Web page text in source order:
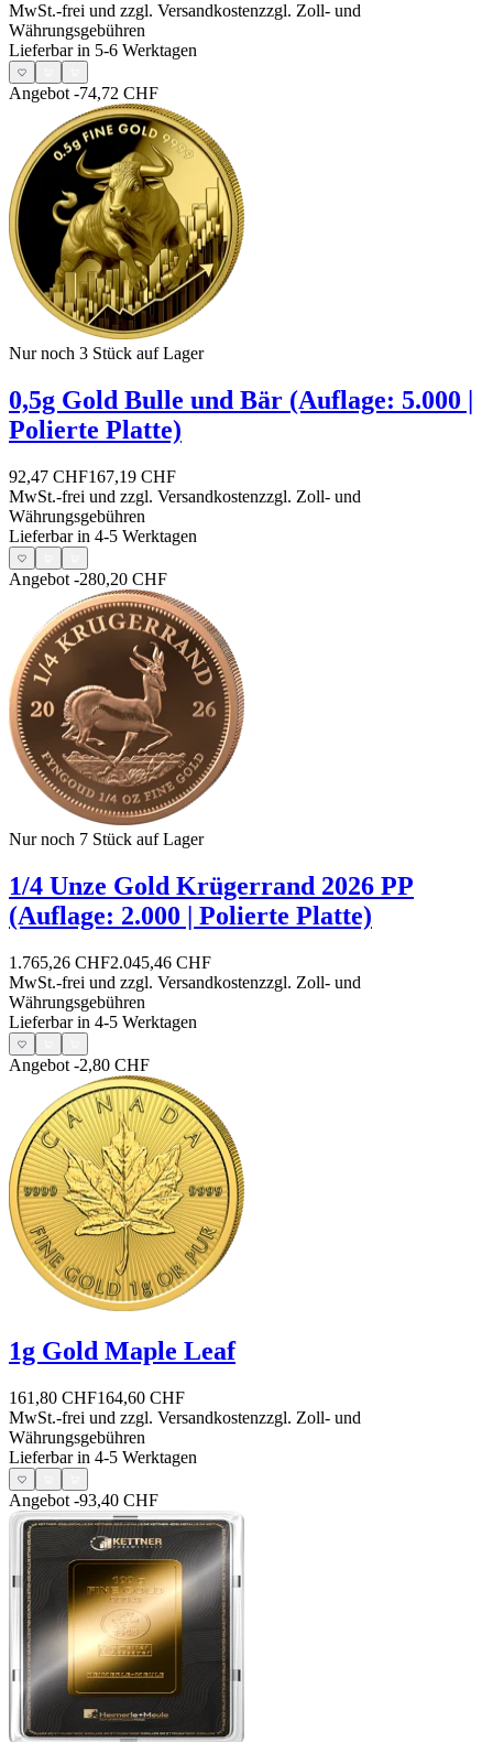
MwSt.-frei und zzgl. Versandkostenzzgl. Zoll- und
Währungsgebühren
Lieferbar in 5-6 Werktagen
Angebot -74,72 CHF
Nur noch 3 Stück auf Lager
0,5g Gold Bulle und Bär (Auflage: 5.000 |
Polierte Platte)
92,47 CHF167,19 CHF
MwSt.-frei und zzgl. Versandkostenzzgl. Zoll- und
Währungsgebühren
Lieferbar in 4-5 Werktagen
Angebot -280,20 CHF
Nur noch 7 Stück auf Lager
1/4 Unze Gold Krügerrand 2026 PP
(Auflage: 2.000 | Polierte Platte)
1.765,26 CHF2.045,46 CHF
MwSt.-frei und zzgl. Versandkostenzzgl. Zoll- und
Währungsgebühren
Lieferbar in 4-5 Werktagen
Angebot -2,80 CHF
1g Gold Maple Leaf
161,80 CHF164,60 CHF
MwSt.-frei und zzgl. Versandkostenzzgl. Zoll- und
Währungsgebühren
Lieferbar in 4-5 Werktagen
Angebot -93,40 CHF